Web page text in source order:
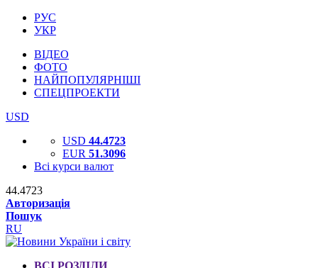
РУС
УКР
ВІДЕО
ФОТО
НАЙПОПУЛЯРНІШІ
СПЕЦПРОЕКТИ
USD
USD 44.4723
EUR 51.3096
Всі курси валют
44.4723
Авторизація
Пошук
RU
ВСІ РОЗДІЛИ